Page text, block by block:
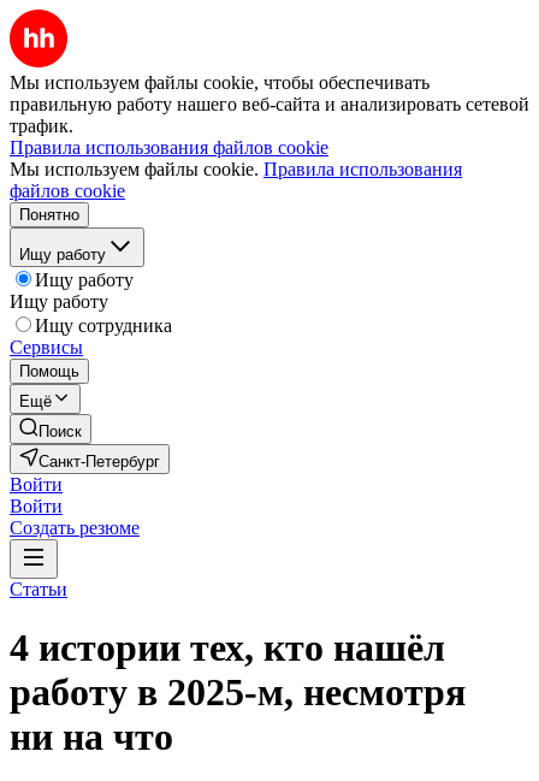
Мы используем файлы cookie, чтобы обеспечивать
правильную работу нашего веб-сайта и анализировать сетевой
трафик.
Правила использования файлов cookie
Мы используем файлы cookie. Правила использования
файлов cookie
Понятно
Ищу работу
Ищу работу
Ищу работу
Ищу сотрудника
Сервисы
Помощь
Ещё
Поиск
Санкт-Петербург
Войти
Войти
Создать резюме
Статьи
4 истории тех, кто нашёл
работу в 2025-м, несмотря
ни на что